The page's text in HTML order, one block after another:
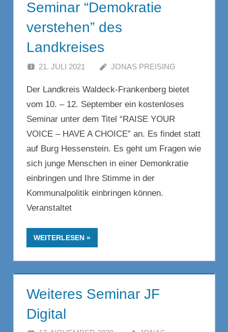
Seminar “Demokratie
verstehen” des
Landkreises
21. JULI 2021 JONAS PREISING
Der Landkreis Waldeck-Frankenberg bietet
vom 10. – 12. September ein kostenloses
Seminar unter dem Titel “RAISE YOUR
VOICE – HAVE A CHOICE” an. Es findet statt
auf Burg Hessenstein. Es geht um Fragen wie
sich junge Menschen in einer Demonkratie
einbringen und Ihre Stimme in der
Kommunalpolitik einbringen können.
Veranstaltet
WEITERLESEN
Weiteres Seminar JF
Digital